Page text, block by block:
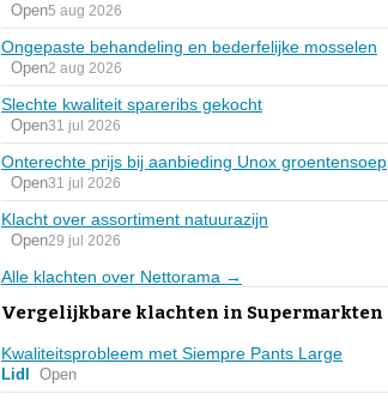
Open5 aug 2026
Ongepaste behandeling en bederfelijke mosselen
Open2 aug 2026
Slechte kwaliteit spareribs gekocht
Open31 jul 2026
Onterechte prijs bij aanbieding Unox groentensoep
Open31 jul 2026
Klacht over assortiment natuurazijn
Open29 jul 2026
Alle klachten over Nettorama →
Vergelijkbare klachten in Supermarkten
Kwaliteitsprobleem met Siempre Pants Large
Lidl Open